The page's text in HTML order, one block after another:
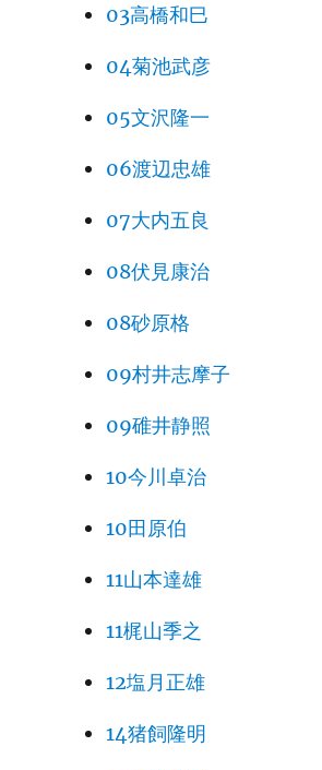
03高橋和巳
04菊池武彦
05文沢隆一
06渡辺忠雄
07大内五良
08伏見康治
08砂原格
09村井志摩子
09碓井静照
10今川卓治
10田原伯
11山本達雄
11梶山季之
12塩月正雄
14猪飼隆明